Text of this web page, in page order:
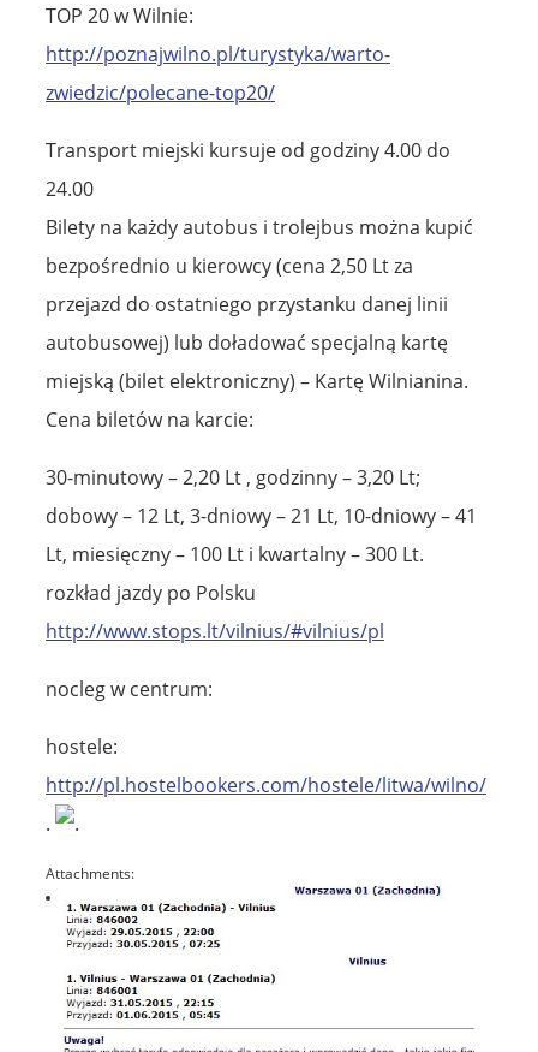
TOP 20 w Wilnie:
http://poznajwilno.pl/turystyka/warto-
zwiedzic/polecane-top20/
Transport miejski kursuje od godziny 4.00 do
24.00
Bilety na każdy autobus i trolejbus można kupić
bezpośrednio u kierowcy (cena 2,50 Lt za
przejazd do ostatniego przystanku danej linii
autobusowej) lub doładować specjalną kartę
miejską (bilet elektroniczny) – Kartę Wilnianina.
Cena biletów na karcie:
30-minutowy – 2,20 Lt , godzinny – 3,20 Lt;
dobowy – 12 Lt, 3-dniowy – 21 Lt, 10-dniowy – 41
Lt, miesięczny – 100 Lt i kwartalny – 300 Lt.
rozkład jazdy po Polsku
http://www.stops.lt/vilnius/#vilnius/pl
nocleg w centrum:
hostele:
http://pl.hostelbookers.com/hostele/litwa/wilno/
.
.
Attachments: